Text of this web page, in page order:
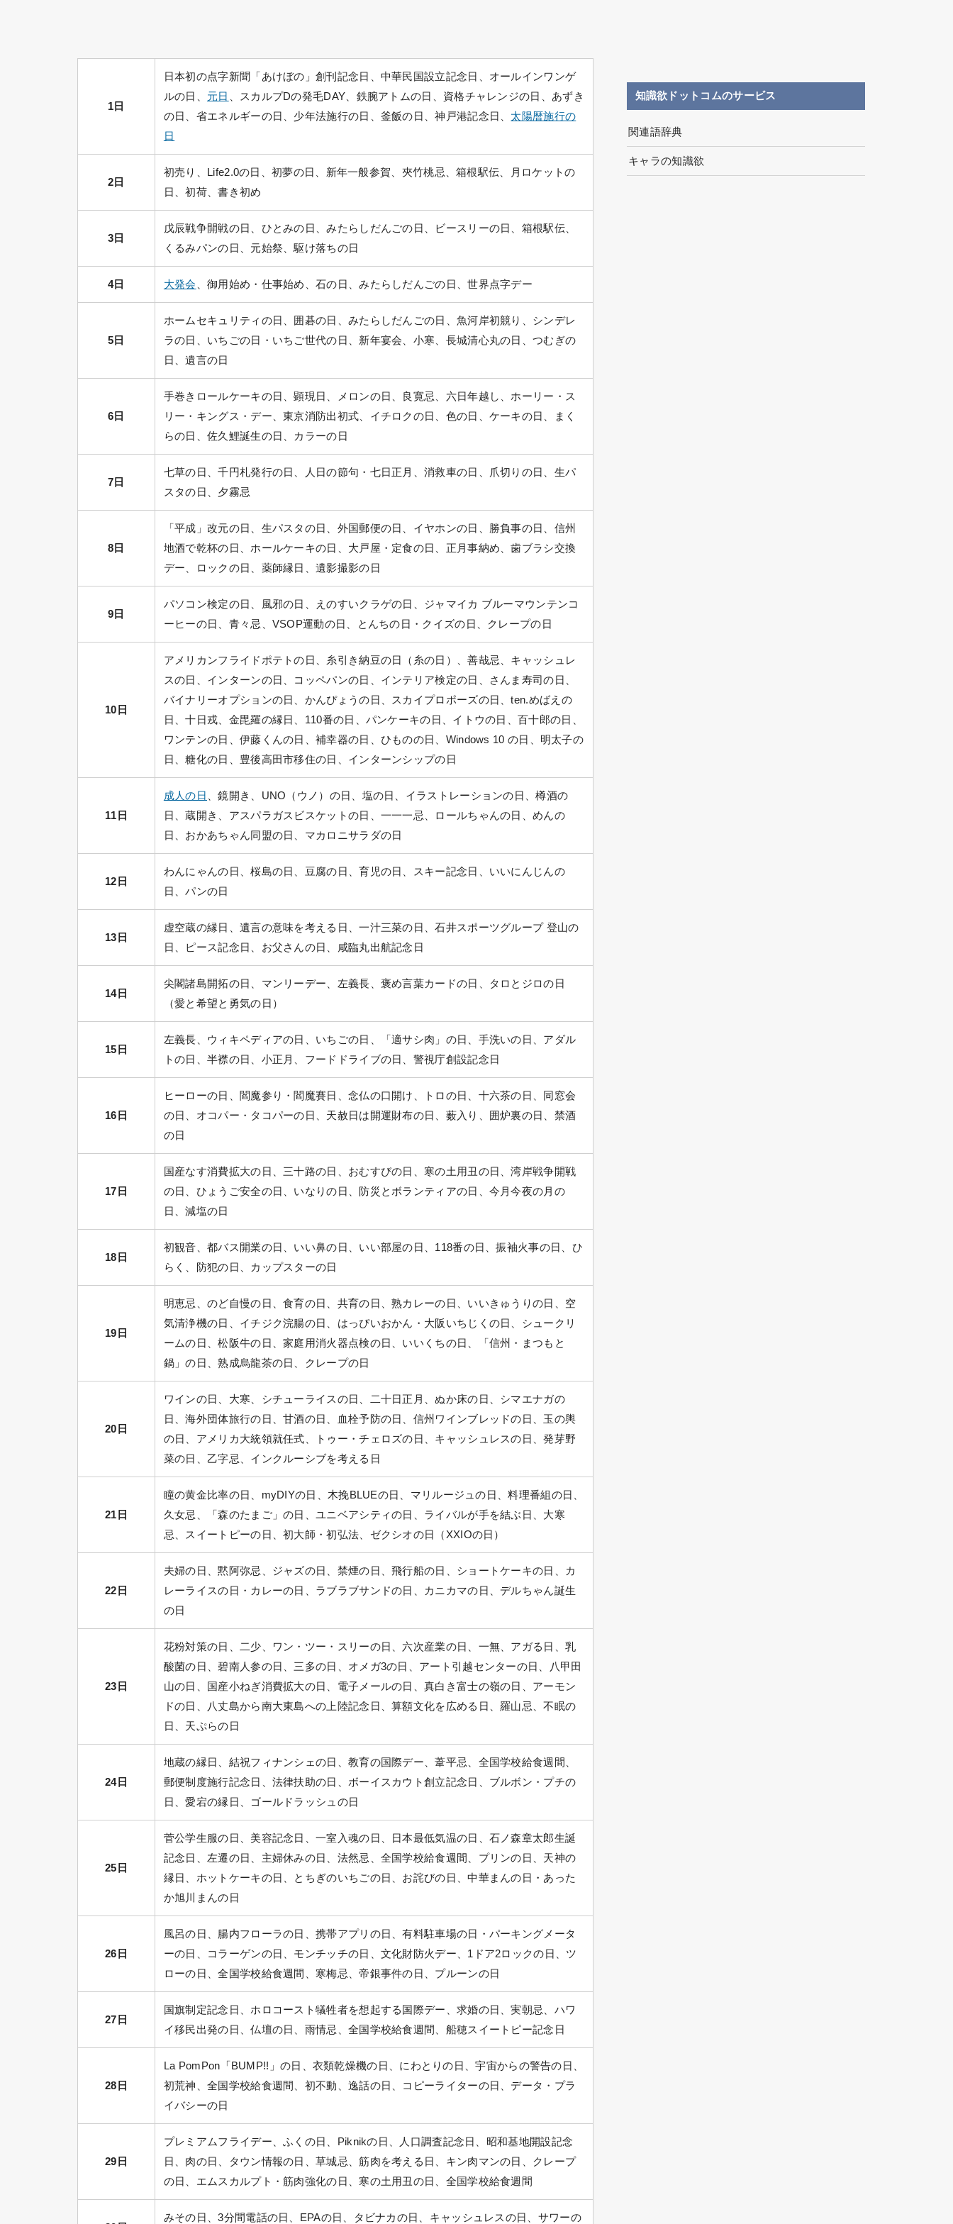
1日
日本初の点字新聞「あけぼの」創刊記念日、中華民国設立記念日、オールインワンゲ
ルの日、 元日
、スカルプDの発毛DAY、鉄腕アトムの日、資格チャレンジの日、あずき
の日、省エネルギーの日、少年法施行の日、釜飯の日、神戸港記念日、 太陽暦施行の
日
2日
初売り、Life2.0の日、初夢の日、新年一般参賀、夾竹桃忌、箱根駅伝、月ロケットの
日、初荷、書き初め
3日
戊辰戦争開戦の日、ひとみの日、みたらしだんごの日、ビースリーの日、箱根駅伝、
くるみパンの日、元始祭、駆け落ちの日
4日 大発会 、御用始め・仕事始め、石の日、みたらしだんごの日、世界点字デー
5日
ホームセキュリティの日、囲碁の日、みたらしだんごの日、魚河岸初競り、シンデレ
ラの日、いちごの日・いちご世代の日、新年宴会、小寒、長城清心丸の日、つむぎの
日、遺言の日
6日
手巻きロールケーキの日、顕現日、メロンの日、良寛忌、六日年越し、ホーリー・ス
リー・キングス・デー、東京消防出初式、イチロクの日、色の日、ケーキの日、まく
らの日、佐久鯉誕生の日、カラーの日
7日
七草の日、千円札発行の日、人日の節句・七日正月、消救車の日、爪切りの日、生パ
スタの日、夕霧忌
8日
「平成」改元の日、生パスタの日、外国郵便の日、イヤホンの日、勝負事の日、信州
地酒で乾杯の日、ホールケーキの日、大戸屋・定食の日、正月事納め、歯ブラシ交換
デー、ロックの日、薬師縁日、遺影撮影の日
9日
パソコン検定の日、風邪の日、えのすいクラゲの日、ジャマイカ ブルーマウンテンコ
ーヒーの日、青々忌、VSOP運動の日、とんちの日・クイズの日、クレープの日
10日
アメリカンフライドポテトの日、糸引き納豆の日（糸の日）、善哉忌、キャッシュレ
スの日、インターンの日、コッペパンの日、インテリア検定の日、さんま寿司の日、
バイナリーオプションの日、かんぴょうの日、スカイプロポーズの日、ten.めばえの
日、十日戎、金毘羅の縁日、110番の日、パンケーキの日、イトウの日、百十郎の日、
ワンテンの日、伊藤くんの日、補幸器の日、ひものの日、Windows 10 の日、明太子の
日、糖化の日、豊後高田市移住の日、インターンシップの日
11日
成人の日
、鏡開き、UNO（ウノ）の日、塩の日、イラストレーションの日、樽酒の
日、蔵開き、アスパラガスビスケットの日、一一一忌、ロールちゃんの日、めんの
日、おかあちゃん同盟の日、マカロニサラダの日
12日
わんにゃんの日、桜島の日、豆腐の日、育児の日、スキー記念日、いいにんじんの
日、パンの日
13日
虚空蔵の縁日、遺言の意味を考える日、一汁三菜の日、石井スポーツグループ 登山の
日、ピース記念日、お父さんの日、咸臨丸出航記念日
14日
尖閣諸島開拓の日、マンリーデー、左義長、褒め言葉カードの日、タロとジロの日
（愛と希望と勇気の日）
15日
左義長、ウィキペディアの日、いちごの日、「適サシ肉」の日、手洗いの日、アダル
トの日、半襟の日、小正月、フードドライブの日、警視庁創設記念日
16日
ヒーローの日、閻魔参り・閻魔賽日、念仏の口開け、トロの日、十六茶の日、同窓会
の日、オコパー・タコパーの日、天赦日は開運財布の日、薮入り、囲炉裏の日、禁酒
の日
17日
国産なす消費拡大の日、三十路の日、おむすびの日、寒の土用丑の日、湾岸戦争開戦
の日、ひょうご安全の日、いなりの日、防災とボランティアの日、今月今夜の月の
日、減塩の日
18日
初観音、都バス開業の日、いい鼻の日、いい部屋の日、118番の日、振袖火事の日、ひ
らく、防犯の日、カップスターの日
19日
明恵忌、のど自慢の日、食育の日、共育の日、熟カレーの日、いいきゅうりの日、空
気清浄機の日、イチジク浣腸の日、はっぴいおかん・大阪いちじくの日、シュークリ
ームの日、松阪牛の日、家庭用消火器点検の日、いいくちの日、「信州・まつもと
鍋」の日、熟成烏龍茶の日、クレープの日
20日
ワインの日、大寒、シチューライスの日、二十日正月、ぬか床の日、シマエナガの
日、海外団体旅行の日、甘酒の日、血栓予防の日、信州ワインブレッドの日、玉の輿
の日、アメリカ大統領就任式、トゥー・チェロズの日、キャッシュレスの日、発芽野
菜の日、乙字忌、インクルーシブを考える日
21日
瞳の黄金比率の日、myDIYの日、木挽BLUEの日、マリルージュの日、料理番組の日、
久女忌、「森のたまご」の日、ユニベアシティの日、ライバルが手を結ぶ日、大寒
忌、スイートピーの日、初大師・初弘法、ゼクシオの日（XXIOの日）
22日
夫婦の日、黙阿弥忌、ジャズの日、禁煙の日、飛行船の日、ショートケーキの日、カ
レーライスの日・カレーの日、ラブラブサンドの日、カニカマの日、デルちゃん誕生
の日
23日
花粉対策の日、二少、ワン・ツー・スリーの日、六次産業の日、一無、アガる日、乳
酸菌の日、碧南人参の日、三多の日、オメガ3の日、アート引越センターの日、八甲田
山の日、国産小ねぎ消費拡大の日、電子メールの日、真白き富士の嶺の日、アーモン
ドの日、八丈島から南大東島への上陸記念日、算額文化を広める日、羅山忌、不眠の
日、天ぷらの日
24日
地蔵の縁日、結祝フィナンシェの日、教育の国際デー、葦平忌、全国学校給食週間、
郵便制度施行記念日、法律扶助の日、ボーイスカウト創立記念日、ブルボン・プチの
日、愛宕の縁日、ゴールドラッシュの日
25日
菅公学生服の日、美容記念日、一室入魂の日、日本最低気温の日、石ノ森章太郎生誕
記念日、左遷の日、主婦休みの日、法然忌、全国学校給食週間、プリンの日、天神の
縁日、ホットケーキの日、とちぎのいちごの日、お詫びの日、中華まんの日・あった
か旭川まんの日
26日
風呂の日、腸内フローラの日、携帯アプリの日、有料駐車場の日・パーキングメータ
ーの日、コラーゲンの日、モンチッチの日、文化財防火デー、1ドア2ロックの日、ツ
ローの日、全国学校給食週間、寒梅忌、帝銀事件の日、プルーンの日
27日
国旗制定記念日、ホロコースト犠牲者を想起する国際デー、求婚の日、実朝忌、ハワ
イ移民出発の日、仏壇の日、雨情忌、全国学校給食週間、船穂スイートピー記念日
28日
La PomPon「BUMP!!」の日、衣類乾燥機の日、にわとりの日、宇宙からの警告の日、
初荒神、全国学校給食週間、初不動、逸話の日、コピーライターの日、データ・プラ
イバシーの日
29日
プレミアムフライデー、ふくの日、Piknikの日、人口調査記念日、昭和基地開設記念
日、肉の日、タウン情報の日、草城忌、筋肉を考える日、キン肉マンの日、クレープ
の日、エムスカルプト・筋肉強化の日、寒の土用丑の日、全国学校給食週間
みその日、3分間電話の日、EPAの日、タビナカの日、キャッシュレスの日、サワーの
知識欲ドットコムのサービス
関連語辞典
キャラの知識欲